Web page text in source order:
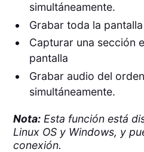
simultáneamente.
Grabar toda la pantalla
Capturar una sección
pantalla
Grabar audio del
simultáneamente.
Nota: Esta función está
Linux OS y Windows, y
conexión.